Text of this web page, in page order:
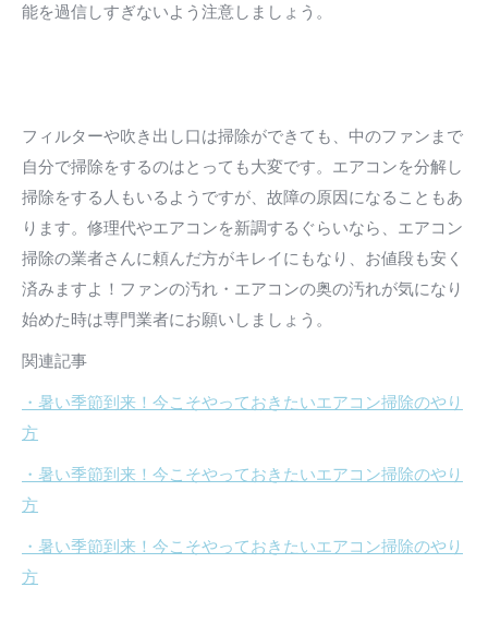
能を過信しすぎないよう注意しましょう。
フィルターや吹き出し口は掃除ができても、中のファンまで
自分で掃除をするのはとっても大変です。エアコンを分解し
掃除をする人もいるようですが、故障の原因になることもあ
ります。修理代やエアコンを新調するぐらいなら、エアコン
掃除の業者さんに頼んだ方がキレイにもなり、お値段も安く
済みますよ！ファンの汚れ・エアコンの奥の汚れが気になり
始めた時は専門業者にお願いしましょう。
関連記事
・暑い季節到来！今こそやっておきたいエアコン掃除のやり
方
・暑い季節到来！今こそやっておきたいエアコン掃除のやり
方
・暑い季節到来！今こそやっておきたいエアコン掃除のやり
方